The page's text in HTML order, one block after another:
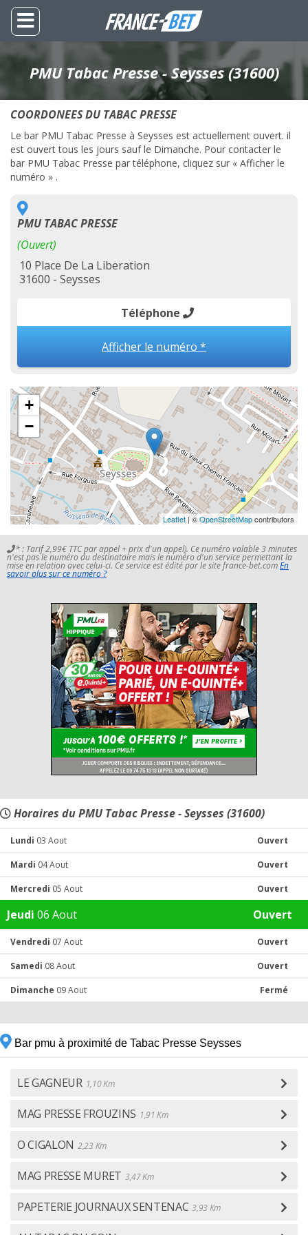
PMU Tabac Presse - Seysses (31600)
COORDONEES DU TABAC PRESSE
Le bar PMU Tabac Presse à Seysses est actuellement ouvert. il
est ouvert tous les jours sauf le Dimanche. Pour contacter le
bar PMU Tabac Presse par téléphone, cliquez sur « Afficher le
numéro » .
PMU TABAC PRESSE
(Ouvert)
10 Place De La Liberation
31600 - Seysses
Téléphone
Afficher le numéro *
+
−
Leaflet | ©OpenStreetMapcontributors
* : Tarif 2,99€ TTC par appel + prix d'un appel). Ce numéro valable 3 minutes
n'est pas le numéro du destinataire mais le numéro d'un service permettant la
mise en relation avec celui-ci. Ce service est édité par le site france-bet.comEn
savoir plus sur ce numéro ?
Horaires du PMU Tabac Presse - Seysses (31600)
Lundi 03 Aout Ouvert
Mardi 04 Aout Ouvert
Mercredi 05 Aout Ouvert
Jeudi 06 Aout Ouvert
Vendredi 07 Aout Ouvert
Samedi 08 Aout Ouvert
Dimanche 09 Aout Fermé
Bar pmu à proximité de Tabac Presse Seysses
LE GAGNEUR 1,10 Km
MAG PRESSE FROUZINS 1,91 Km
O CIGALON 2,23 Km
MAG PRESSE MURET 3,47 Km
PAPETERIE JOURNAUX SENTENAC 3,93 Km